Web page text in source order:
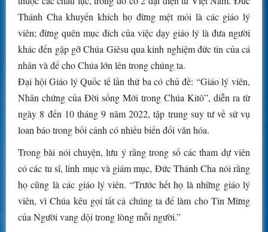
Thánh Cha khuyến khích họ đừng mệt mỏi là các giáo lý
viên; đừng quên mục đích của việc dạy giáo lý là đưa người
khác đến gặp gỡ Chúa Giêsu qua kinh nghiệm đức tin của cá
nhân và để cho Chúa lớn lên trong chúng ta.
Đại hội Giáo lý Quốc tế lần thứ ba có chủ đề: “Giáo lý viên,
Nhân chứng của Đời sống Mới trong Chúa Kitô”, diễn ra từ
ngày 8 đến 10 tháng 9 năm 2022, tập trung suy tư về sứ vụ
loan báo trong bối cảnh có nhiều biến đổi văn hóa.
Trong bài nói chuyện, lưu ý rằng trong số các tham dự viên
có các tu sĩ, linh mục và giám mục, Đức Thánh Cha nói rằng
họ cũng là các giáo lý viên. “Trước hết họ là những giáo lý
viên, vì Chúa kêu gọi tất cả chúng ta để làm cho Tin Mừng
của Người vang dội trong lòng mỗi người.”